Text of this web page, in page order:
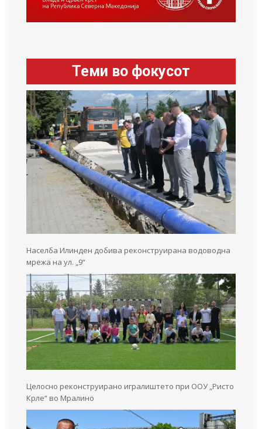
Теми во фокусот
Населба Илинден добива реконструирана водоводна
мрежа на ул. „9“
Целосно реконструирано игралиштето при ООУ „Ристо
Крле“ во Мралино